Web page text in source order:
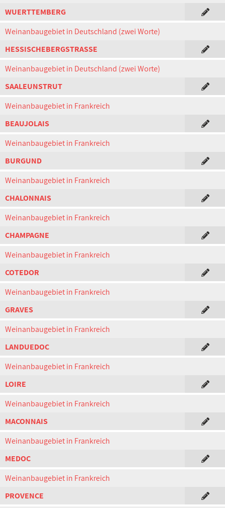
WUERTTEMBERG
Weinanbaugebiet in Deutschland (zwei Worte)
HESSISCHEBERGSTRASSE
Weinanbaugebiet in Deutschland (zwei Worte)
SAALEUNSTRUT
Weinanbaugebiet in Frankreich
BEAUJOLAIS
Weinanbaugebiet in Frankreich
BURGUND
Weinanbaugebiet in Frankreich
CHALONNAIS
Weinanbaugebiet in Frankreich
CHAMPAGNE
Weinanbaugebiet in Frankreich
COTEDOR
Weinanbaugebiet in Frankreich
GRAVES
Weinanbaugebiet in Frankreich
LANDUEDOC
Weinanbaugebiet in Frankreich
LOIRE
Weinanbaugebiet in Frankreich
MACONNAIS
Weinanbaugebiet in Frankreich
MEDOC
Weinanbaugebiet in Frankreich
PROVENCE